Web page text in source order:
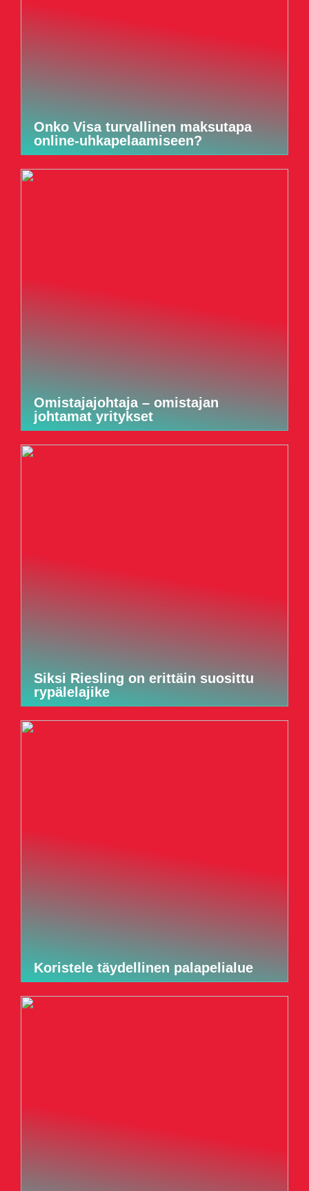
Onko Visa turvallinen maksutapa
online-uhkapelaamiseen?
Omistajajohtaja – omistajan
johtamat yritykset
Siksi Riesling on erittäin suosittu
rypälelajike
Koristele täydellinen palapelialue